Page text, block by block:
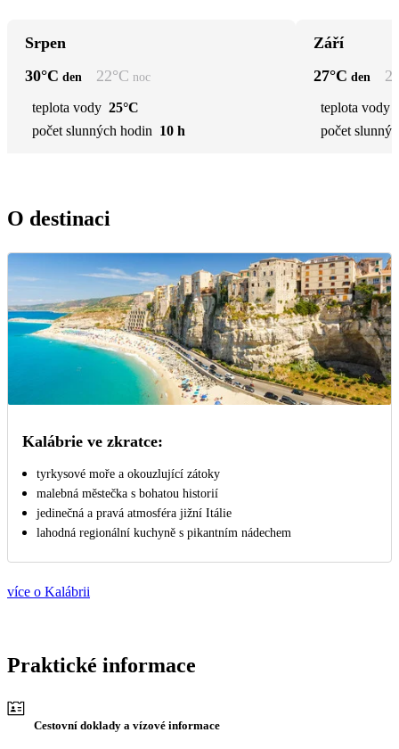
Srpen
30°C den 22°C noc
teplota vody 25°C
počet slunných hodin 10 h
Září
27°C den
teplota vody
počet
O destinaci
Kalábrie ve zkratce:
tyrkysové moře a okouzlující zátoky
malebná městečka s bohatou historií
jedinečná a pravá atmosféra jižní Itálie
lahodná regionální kuchyně s pikantním nádechem
více o Kalábrii
Praktické informace
Cestovní doklady a vízové informace